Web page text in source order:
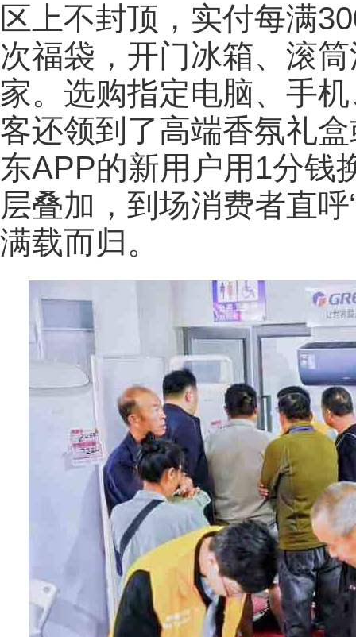
区上不封顶，实付每满
次福袋，开门冰箱、滚
家。选购指定电脑、手
客还领到了高端香氛礼
东APP的新用户用1分钱
层叠加，到场消费者直呼
满载而归。